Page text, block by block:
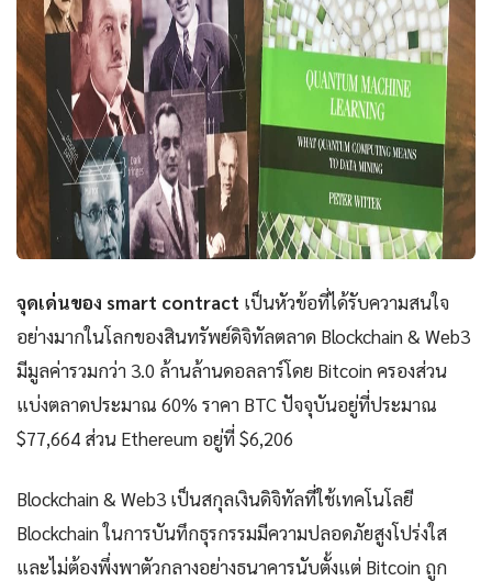
จุดเด่นของ smart contract เป็นหัวข้อที่ได้รับความสนใจ
อย่างมากในโลกของสินทรัพย์ดิจิทัลตลาด Blockchain & Web3
มีมูลค่ารวมกว่า 3.0 ล้านล้านดอลลาร์โดย Bitcoin ครองส่วน
แบ่งตลาดประมาณ 60% ราคา BTC ปัจจุบันอยู่ที่ประมาณ
$77,664 ส่วน Ethereum อยู่ที่ $6,206
Blockchain & Web3 เป็นสกุลเงินดิจิทัลที่ใช้เทคโนโลยี
Blockchain ในการบันทึกธุรกรรมมีความปลอดภัยสูงโปร่งใส
และไม่ต้องพึ่งพาตัวกลางอย่างธนาคารนับตั้งแต่ Bitcoin ถูก